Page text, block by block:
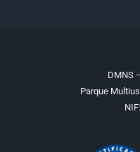
DMNS
Parque